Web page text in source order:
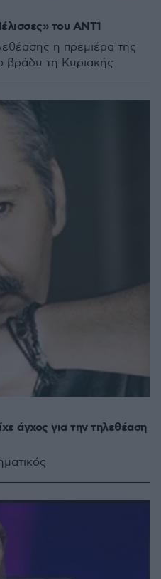
του ΑΝΤ1
η πρεμιέρα της
βράδυ τη Κυριακής
άγχος για την τηλεθέαση